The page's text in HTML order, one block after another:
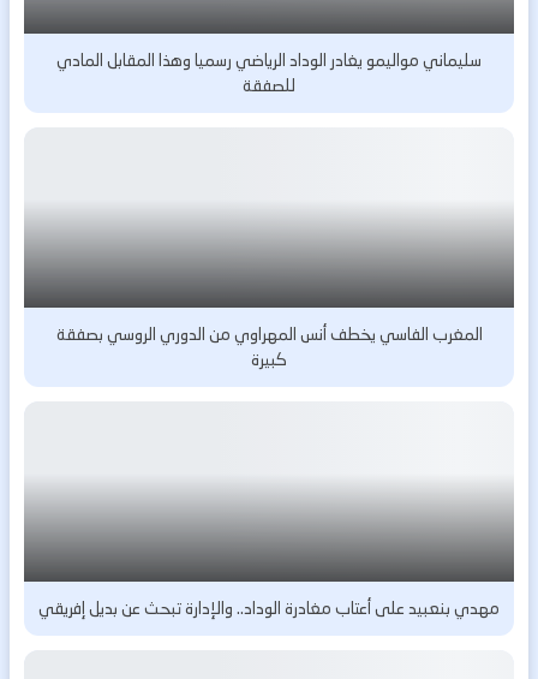
سليماني مواليمو يغادر الوداد الرياضي رسميا وهذا المقابل المادي
للصفقة
المغرب الفاسي يخطف أنس المهراوي من الدوري الروسي بصفقة
كبيرة
مهدي بنعبيد على أعتاب مغادرة الوداد.. والإدارة تبحث عن بديل إفريقي